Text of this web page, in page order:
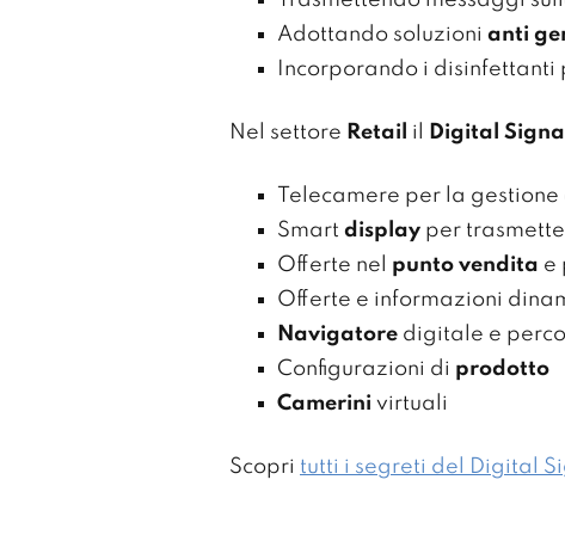
Adottando soluzioni anti
Incorporando i disinfettanti
Nel settore Retail il Digital
Telecamere per la
Smart display per
Offerte nel punto vendita e
Offerte e informazioni
Navigatore digitale e
Configurazioni di prodotto
Camerini virtuali
Scopri tutti i segreti del Digital